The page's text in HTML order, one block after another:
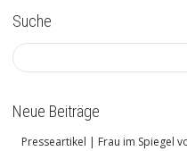
Suche
Neue Beiträge
Presseartikel | Frau im Spiegel